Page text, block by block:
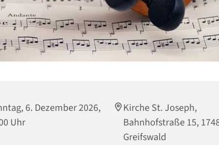
6. Dezember 2026,
Uhr
Kirche St. Joseph,
Bahnhofstraße 15,
Greifswald